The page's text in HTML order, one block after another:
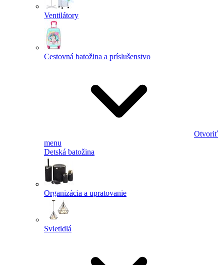
Ventilátory
Cestovná batožina a príslušenstvo
Otvoriť
menu
Detská batožina
Organizácia a upratovanie
Svietidlá